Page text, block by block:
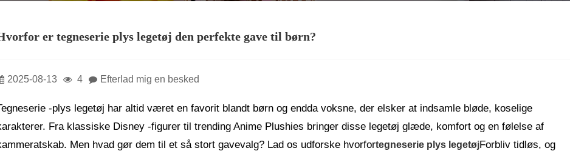
er tegneserie plys legetøj den perfekte gave til børn?
2025-08-13 4 Efterlad mig en besked
-plys legetøj har altid været en favorit blandt børn og endda voksne, der elsker at indsamle bløde, koselige
Fra klassiske Disney -figurer til trending Anime Plushies bringer disse legetøj glæde, komfort og en følelse af
Men hvad gør dem til et så stort gavevalg? Lad os udforske hvorfortegneserie plys legetøjForbliv tidløs, og